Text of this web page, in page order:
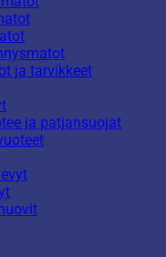
ja tarvikkeet
ja patjansuojat